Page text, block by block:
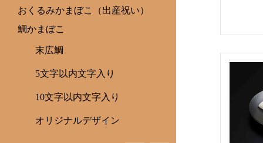
おくるみかまぼこ（出産祝い）
鯛かまぼこ
末広鯛
5文字以内文字入り
10文字以内文字入り
オリジナルデザイン